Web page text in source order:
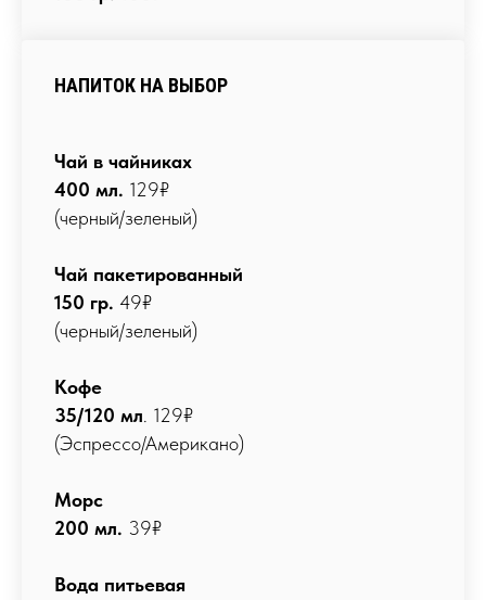
НАПИТОК НА ВЫБОР
Чай в чайниках
400 мл. 129₽
(черный/зеленый)
Чай пакетированный
150 гр. 49₽
(черный/зеленый)
Кофе
35/120 мл. 129₽
(Эспрессо/Американо)
Морс
200 мл. 39₽
Вода питьевая